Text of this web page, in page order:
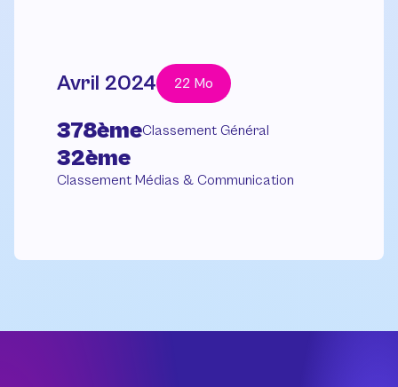
Avril 2024 22 Mo
378èmeClassement Général
32ème
Classement Médias & Communication